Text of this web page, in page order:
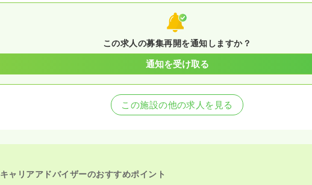
この求人の募集再開を通知しますか？
通知を受け取る
この施設の他の求人を見る
キャリアアドバイザーのおすすめポイント